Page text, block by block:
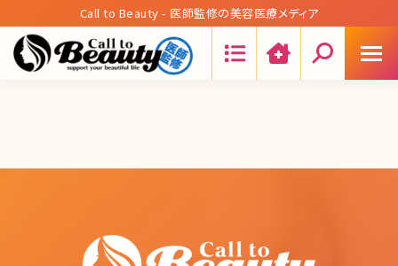
Call to Beauty - 医師監修の美容医療メディア